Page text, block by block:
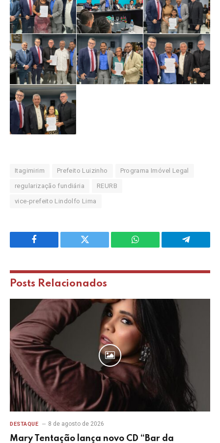
Itagimirim Prefeito Luizinho Programa Imóvel Legal
regularização fundiária REURB
vice-prefeito Lindolfo Lima
Facebook Twitter WhatsApp Telegram
Posts Relacionados
DESTAQUE 8 de agosto de 2026
Mary Tentação lança novo CD “Bar da